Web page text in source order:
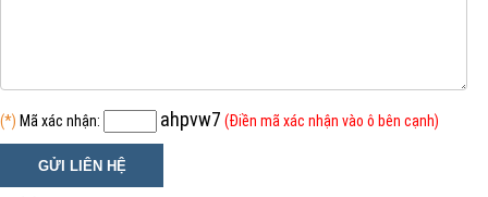
(*) Mã xác nhận: ahpvw7 (Điền mã xác nhận vào ô bên cạnh)